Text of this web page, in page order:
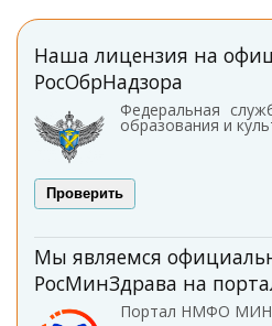
Наша лицензия на
РосОбрНадзора
Федеральная
образования и
Проверить
Мы являемся
РосМинЗдрава на
Портал НМФО